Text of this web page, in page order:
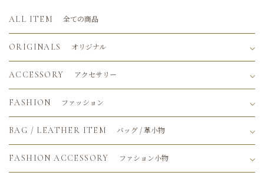
ALL ITEM 全ての商品
ORIGINALS オリジナル
ACCESSORY アクセサリー
FASHION ファッション
BAG / LEATHER ITEM バッグ / 革小物
FASHION ACCESSORY ファション小物